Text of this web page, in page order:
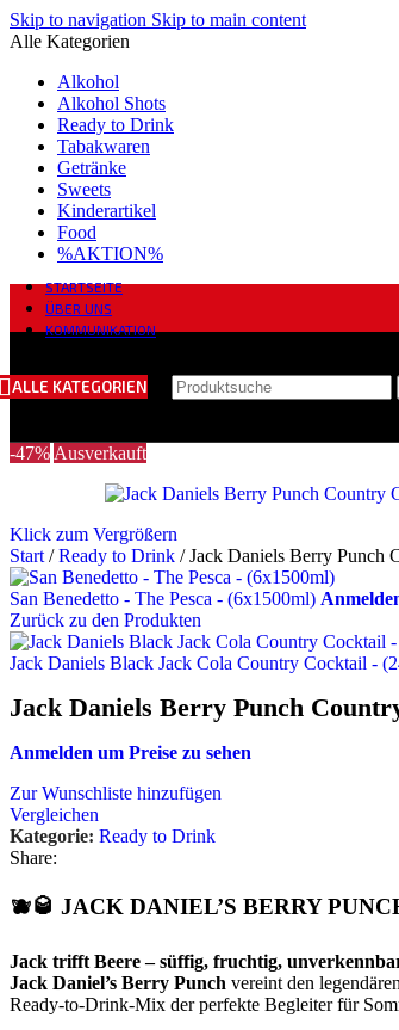
Skip to navigation Skip to main content
Alle Kategorien
Alkohol
Alkohol Shots
Ready to Drink
Tabakwaren
Getränke
Sweets
Kinderartikel
Food
%AKTION%
STARTSEITE
ÜBER UNS
KOMMUNIKATION
ALLE KATEGORIEN
-47% Ausverkauft
Klick zum Vergrößern
Start / Ready to Drink / Jack Daniels Berry Punch
San Benedetto - The Pesca - (6x1500ml)
Zurück zu den Produkten
Jack Daniels Black Jack Cola Country Cocktail -
Jack Daniels Berry Punch
Anmelden um Preise zu sehen
Zur Wunschliste hinzufügen
Vergleichen
Kategorie: Ready to Drink
Share:
🫐🥃 JACK DANIEL’S BERRY
Jack trifft Beere – süffig, fruchtig,
Jack Daniel’s Berry Punch vereint den
Ready-to-Drink-Mix der perfekte Begleiter für